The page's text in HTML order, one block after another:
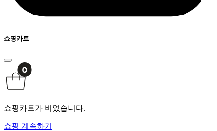
쇼핑카트
쇼핑카트가 비었습니다.
쇼핑 계속하기